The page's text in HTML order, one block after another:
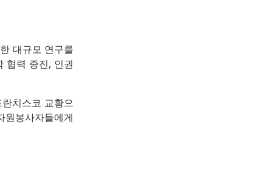
대규모 연구를
협력 증진, 인권
치스코 교황으
원봉사자들에게